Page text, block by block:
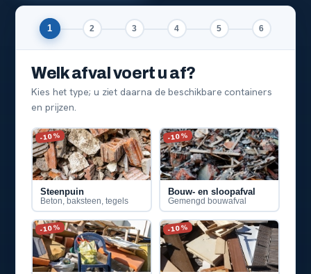
1 2 3 4 5 6
Welk afval voert u af?
Kies het type; u ziet daarna de beschikbare containers
en prijzen.
-10%
Steenpuin
Beton, baksteen, tegels
-10%
Bouw- en sloopafval
Gemengd bouwafval
-10% -10%